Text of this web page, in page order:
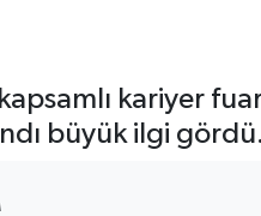
kariyer
büyük ilgi gördü.